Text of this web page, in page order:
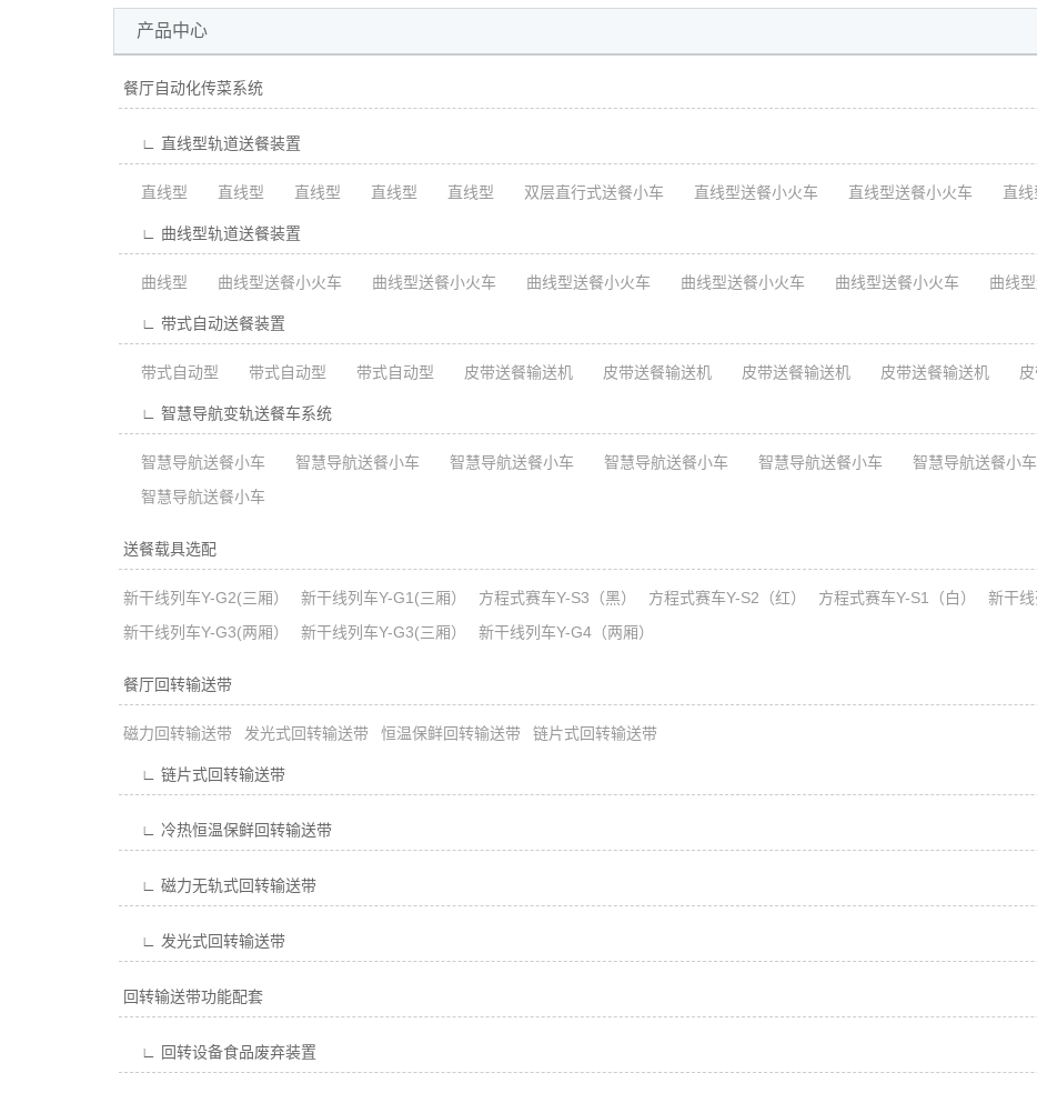
产品中心
餐厅自动化传菜系统
∟ 直线型轨道送餐装置
直线型 直线型 直线型 直线型 直线型 双层直行式送餐小车 直线型送餐小火车 直线型送餐小火车 直线
∟ 曲线型轨道送餐装置
曲线型 曲线型送餐小火车 曲线型送餐小火车 曲线型送餐小火车 曲线型送餐小火车 曲线型送餐小火车 曲线型
∟ 带式自动送餐装置
带式自动型 带式自动型 带式自动型 皮带送餐输送机 皮带送餐输送机 皮带送餐输送机 皮带送餐输送机 皮
∟ 智慧导航变轨送餐车系统
智慧导航送餐小车 智慧导航送餐小车 智慧导航送餐小车 智慧导航送餐小车 智慧导航送餐小车 智慧导航送餐小车
智慧导航送餐小车
送餐载具选配
新干线列车Y-G2(三厢） 新干线列车Y-G1(三厢） 方程式赛车Y-S3（黑） 方程式赛车Y-S2（红） 方程式赛车Y-S1（白） 新干线
新干线列车Y-G3(两厢）
新干线列车Y-G3(三厢） 新干线列车Y-G4（两厢）
餐厅回转输送带
磁力回转输送带 发光式回转输送带 恒温保鲜回转输送带 链片式回转输送带
∟ 链片式回转输送带
∟ 冷热恒温保鲜回转输送带
∟ 磁力无轨式回转输送带
∟ 发光式回转输送带
回转输送带功能配套
∟ 回转设备食品废弃装置